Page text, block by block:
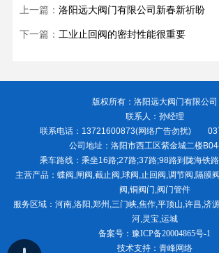
上一篇： 洛阳远大阀门有限公司新春新祈盼
下一篇： 工业止回阀的密封性能很重要
版权所有：洛阳远大阀门有限公司
联系人：孙经理
联系电话：13721600873(网络广告勿扰)
公司地址：洛阳市西工区紫金城二楼
乘车路线：乘坐16路;27路;37路;98路到陇海铁
主营产品：蝶阀,闸阀,截止阀,球阀,止回阀,调节阀,隔膜
阀,铜阀门,阀门管件
服务区域：河南,洛阳,郑州,三门峡,焦作,平顶山,许昌,济
河,灵宝,运城
备案号：豫ICP备20004865号-1
技术支持：青峰网络